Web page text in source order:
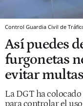
Control Guardia Civil de
Así puedes
furgonetas
evitar
La DGT ha
para controlar el